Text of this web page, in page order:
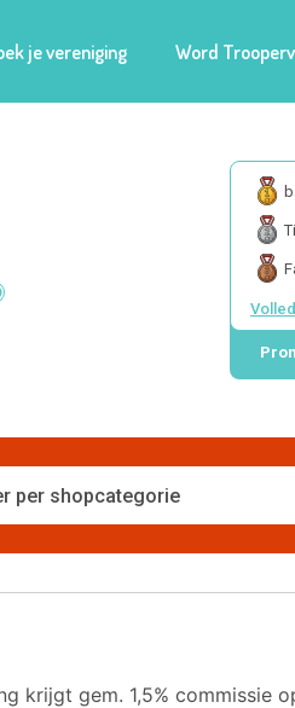
je vereniging Word
krijgt gem. 1,5% commissie